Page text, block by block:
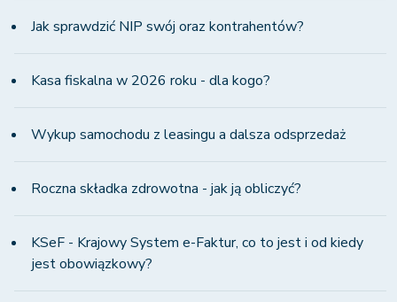
Jak sprawdzić NIP swój oraz kontrahentów?
Kasa fiskalna w 2026 roku - dla kogo?
Wykup samochodu z leasingu a dalsza odsprzedaż
Roczna składka zdrowotna - jak ją obliczyć?
KSeF - Krajowy System e-Faktur, co to jest i od kiedy
jest obowiązkowy?